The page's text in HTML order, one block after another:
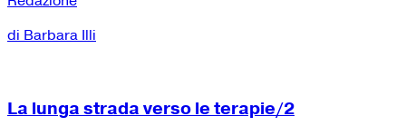
di Barbara Illi
La lunga strada verso le terapie/2